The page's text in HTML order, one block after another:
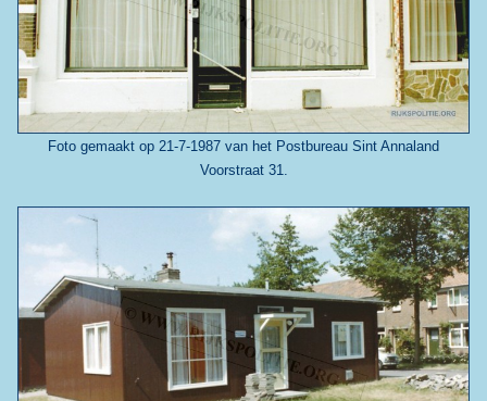
Foto gemaakt op 21-7-1987 van het Postbureau Sint Annaland
Voorstraat 31.